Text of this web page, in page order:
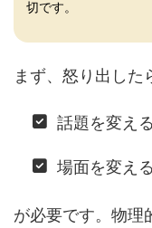
切です。
まず、怒り出した
話題を変え
場面を変え
が必要です。物理